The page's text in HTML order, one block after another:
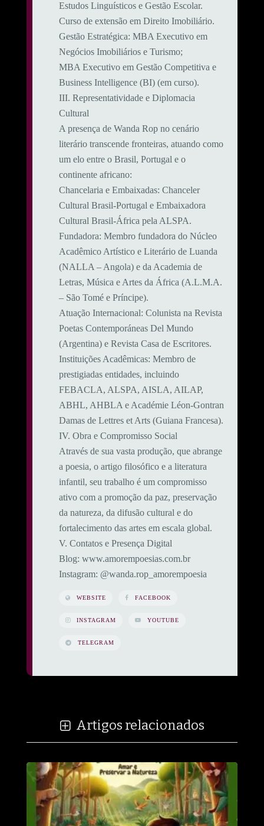
Estudos Linguísticos e Gestão Escolar.
Curso de extensão em Direito Imobiliário.
​Gestão Estratégica: MBA Executivo em
Negócios Imobiliários e Turismo;
MBA Executivo em Gestão Competitiva e
Business Intelligence (BI) (em curso).
​III. Representatividade e Diplomacia
Cultural
​A presença de Wanda Rop no cenário
literário transcende fronteiras, atuando como
um elo entre o Brasil, Portugal e o
continente africano:
​Chancelaria e Embaixadas: Chanceler
Cultural Brasil-Portugal e Embaixadora
Cultural Brasil-África pela ALSPA.
​Fundadora: Membro fundadora do Núcleo
Acadêmico Artístico e Literário de Luanda
(NALLA – Angola) e da Academia de
Letras, Música e Artes da África (A.L.M.A.
– São Tomé e Príncipe).
​Atuação Internacional: Colunista na Revista
Poetas Contemporáneas Del Mundo
(Argentina) e Revista Casa de Escritores.
​Instituições Acadêmicas: Membro de
prestigiadas entidades, incluindo
FEBACLA, ALSPA, AISLA, AILAP,
ABHL, AHBLA e Académie Léon-Gontran
Damas de Lettres et Arts (Guiana Francesa).
​IV. Obra e Compromisso Social
​Através de sua vasta produção, que abrange
a poesia, o artigo filosófico e a literatura
infantil, seu trabalho é um compromisso
ativo com a promoção da paz, preservação
da natureza, da difusão cultural e do
fortalecimento das artes em escala global.
​V. Contatos e Presença Digital
​Blog: www.amorempoesias.com.br
​Instagram: @wanda.rop_amorempoesia
WEBSITE FACEBOOK
INSTAGRAM YOUTUBE
TELEGRAM
Artigos relacionados